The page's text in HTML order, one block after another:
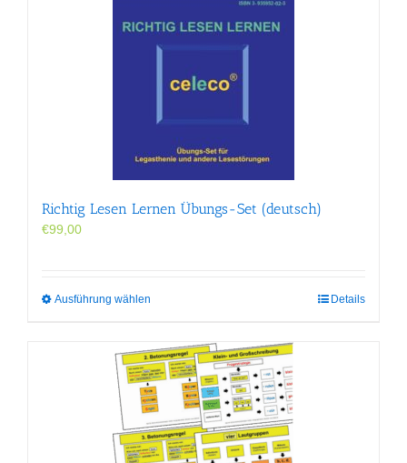
Varianten
auf.
Optionen
auf
Produktseite
gewählt
Richtig Lesen Lernen Übungs-Set (deutsch)
€99,00
Ausführung wählen
mehrere
Varianten
auf.
Die
Optionen
können
Details